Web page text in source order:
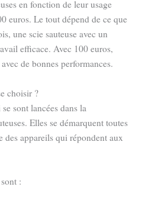
en fonction de leur usage
euros. Le tout dépend de ce que
une scie sauteuse avec un
efficace. Avec 100 euros,
de bonnes performances.
choisir ?
sont lancées dans la
Elles se démarquent toutes
des appareils qui répondent aux
: